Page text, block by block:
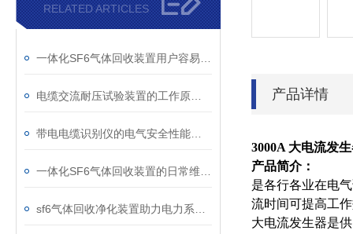
RELATED ARTICLES
产品详情
3000A 大电流发
产品简介：
是各行各业在电
流时间可提高工
大电流发生器是